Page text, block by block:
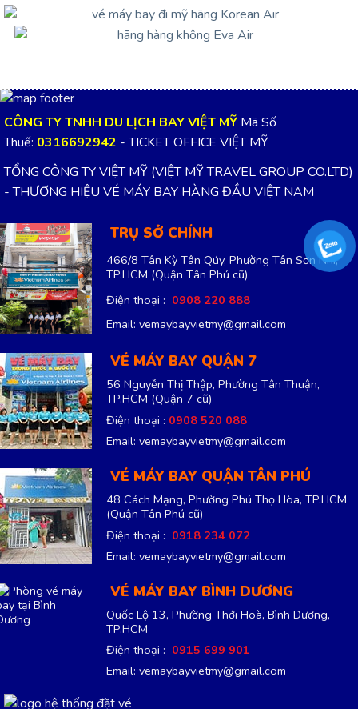
CÔNG TY TNHH DU LỊCH BAY VIỆT MỸ Mã Số
Thuế: 0316692942 - TICKET OFFICE VIỆT MỸ
TỔNG CÔNG TY VIỆT MỸ (VIỆT MỸ TRAVEL GROUP CO.LTD)
- THƯƠNG HIỆU VÉ MÁY BAY HÀNG ĐẦU VIỆT NAM
TRỤ SỞ CHÍNH
466/8 Tân Kỳ Tân Qúy, Phường Tân Sơn Nhì,
TP.HCM (Quận Tân Phú cũ)
Điện thoại : 0908 220 888
Email: vemaybayvietmy@gmail.com
VÉ MÁY BAY QUẬN 7
56 Nguyễn Thị Thập, Phường Tân Thuận,
TP.HCM (Quận 7 cũ)
Điện thoại : 0908 520 088
Email: vemaybayvietmy@gmail.com
VÉ MÁY BAY QUẬN TÂN PHÚ
48 Cách Mạng, Phường Phú Thọ Hòa, TP.HCM
(Quận Tân Phú cũ)
Điện thoại : 0918 234 072
Email: vemaybayvietmy@gmail.com
VÉ MÁY BAY BÌNH DƯƠNG
Quốc Lộ 13, Phường Thới Hoà, Bình Dương,
TP.HCM
Điện thoại : 0915 699 901
Email: vemaybayvietmy@gmail.com